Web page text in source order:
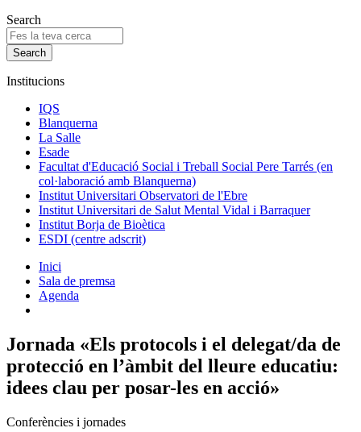
Search
Institucions
IQS
Blanquerna
La Salle
Esade
Facultat d'Educació Social i Treball Social Pere Tarrés (en
col·laboració amb Blanquerna)
Institut Universitari Observatori de l'Ebre
Institut Universitari de Salut Mental Vidal i Barraquer
Institut Borja de Bioètica
ESDI (centre adscrit)
Inici
Sala de premsa
Agenda
Jornada «Els protocols i el delegat/da de
protecció en l’àmbit del lleure educatiu:
idees clau per posar-les en acció»
Conferències i jornades